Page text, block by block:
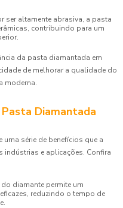
ser altamente abrasiva, a pasta
contribuindo para um
da pasta diamantada em
de melhorar a qualidade do
moderna.
Diamantada
uma série de benefícios que a
indústrias e aplicações. Confira
diamante permite um
reduzindo o tempo de